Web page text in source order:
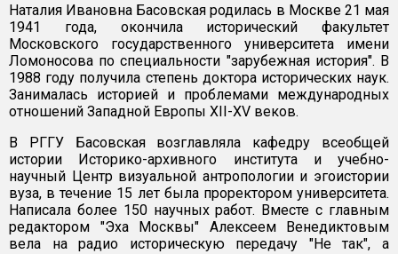
Наталия Ивановна Басовская родилась в Москве 21 мая
1941 года, окончила исторический факультет
Московского государственного университета имени
Ломоносова по специальности "зарубежная история". В
1988 году получила степень доктора исторических наук.
Занималась историей и проблемами международных
отношений Западной Европы XII-XV веков.
В РГГУ Басовская возглавляла кафедру всеобщей
истории Историко-архивного института и учебно-
научный Центр визуальной антропологии и эгоистории
вуза, в течение 15 лет была проректором университета.
Написала более 150 научных работ. Вместе с главным
редактором "Эха Москвы" Алексеем Венедиктовым
вела на радио историческую передачу "Не так", а